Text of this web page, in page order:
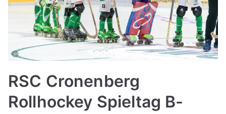
RSC Cronenberg
Rollhockey Spieltag B-